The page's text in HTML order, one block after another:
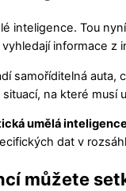
inteligence. Tou
informace
samoříditelná auta,
na které musí
umělá
dat v
můžete